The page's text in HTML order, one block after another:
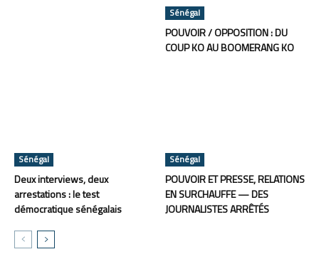
Sénégal
POUVOIR / OPPOSITION : DU
COUP KO AU BOOMERANG KO
Sénégal
Deux interviews, deux
arrestations : le test
démocratique sénégalais
Sénégal
POUVOIR ET PRESSE, RELATIONS
EN SURCHAUFFE — DES
JOURNALISTES ARRÊTÉS